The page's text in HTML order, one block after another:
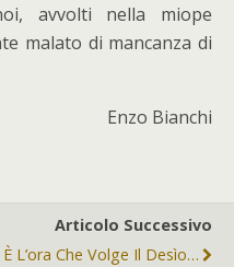
avvolti nella miope
malato di mancanza di
Enzo Bianchi
Articolo Successivo
È L’ora Che Volge Il Desìo…